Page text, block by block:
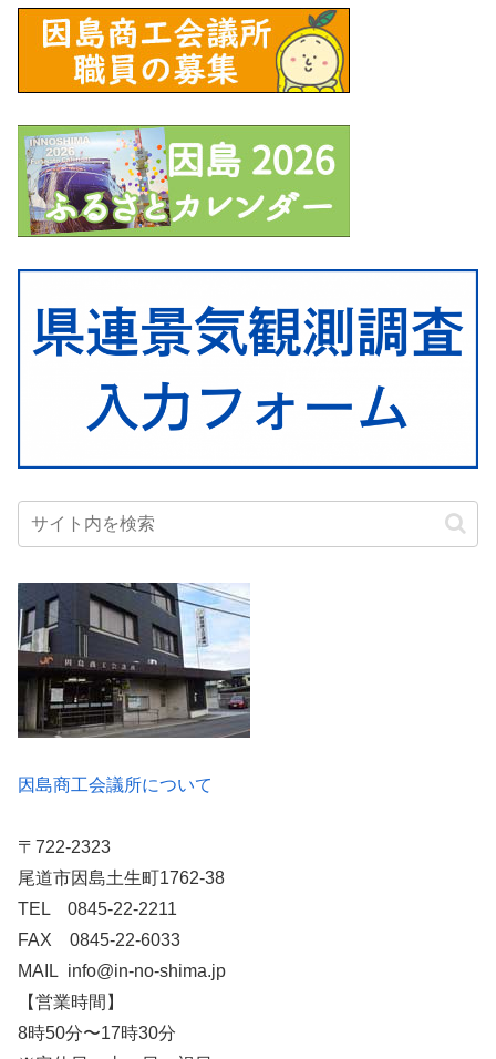
因島商工会議所について
〒722-2323
尾道市因島土生町1762-38
TEL 0845-22-2211
FAX 0845-22-6033
MAIL info@in-no-shima.jp
【営業時間】
8時50分〜17時30分